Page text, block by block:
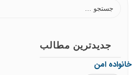
جدیدترین مطالب
خانواده امن